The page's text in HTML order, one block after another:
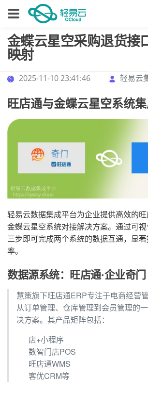
金蝶云星空采购退货接
映射
2025-11-10 23:41:46 轻易云
旺店通与金蝶云星空系统
轻易云数据集成平台为企业提供高效的旺
金蝶云星空系统对接解决方案。通过可
三步即可完成两个系统的数据互通，显
率。
数据源系统：旺店通·企业奇门
慧策旗下旺店通ERP专注于电商经营
从订单管理、仓库管理到会员管理的
决方案。其产品矩阵包括：
店+小程序
数智门店POS
旺店通WMS
客优CRM等